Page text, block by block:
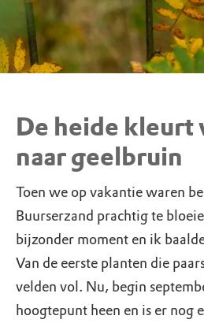
De heide kleurt
naar geelbruin
Toen we op vakantie waren
Buurserzand prachtig te
bijzonder moment en ik
Van de eerste planten die
velden vol. Nu, begin
hoogtepunt heen en is er nog